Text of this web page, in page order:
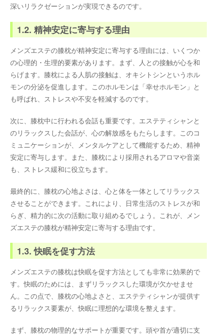
深いリラクゼーションが実現できるのです。
1.2. 精神安定に寄与する理由
メンズエステの膝枕が精神安定に寄与する理由には、いくつか
の心理的・生理的要素があります。まず、人との接触が心を和
らげます。膝枕による人肌の接触は、オキシトシンというホル
モンの分泌を促進します。このホルモンは「幸せホルモン」と
も呼ばれ、ストレスや不安を軽減するのです。
次に、膝枕中に行われる会話も重要です。エステティシャンと
のリラックスした会話が、心の解放感をもたらします。このコ
ミュニケーションが、メンタルケアとして機能するため、精神
安定に寄与します。また、膝枕により採用されるアロマや音楽
も、ストレス緩和に役立ちます。
最終的に、膝枕の心地よさは、心と体を一体としてリラックス
させることができます。これにより、日常生活のストレスが和
らぎ、精力的に次の活動に取り組めるでしょう。これが、メン
ズエステの膝枕が精神安定に寄与する理由です。
1.3. 快眠を促す方法
メンズエステの膝枕は快眠を促す方法としても非常に効果的で
す。快眠のためには、まずリラックスした環境が欠かせませ
ん。この点で、膝枕の心地よさと、エステティシャンが提供す
るリラックス要素が、快眠に理想的な環境を整えます。
まず、膝枕の物理的なサポートが重要です。頭や首が適切に支